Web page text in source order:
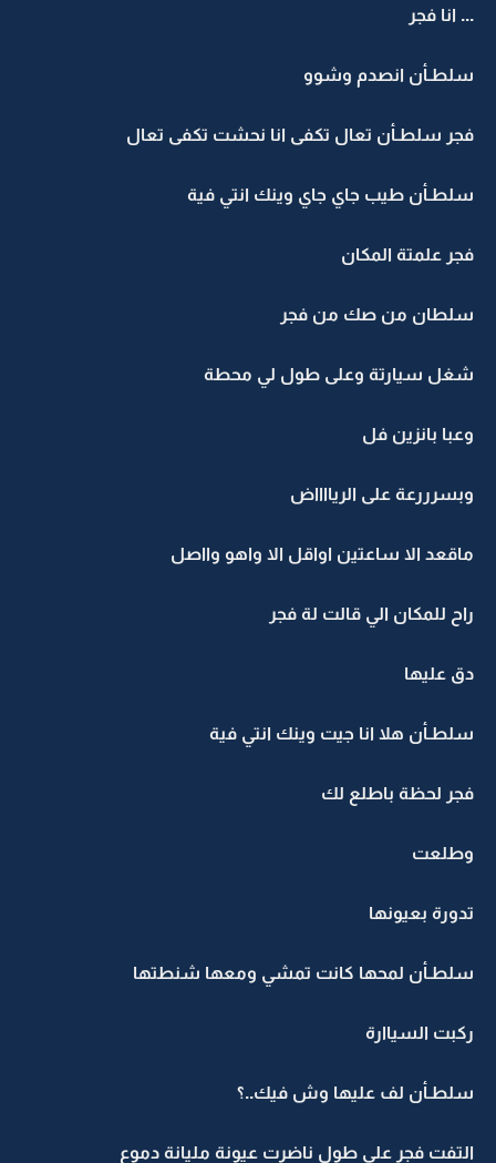
... انا فجر
سلطـأن انصدم وشوو
فجر سلطـأن تعال تكفى انا نحشت تكفى تعال
سلطـأن طيب جاي جاي وينك انتي فية
فجر علمتة المكان
سلطان من صك من فجر
شغل سيارتة وعلى طول لي محطة
وعبا بانزين فل
وبسرررعة على الريااااض
ماقعد الا ساعتين اواقل الا واهو وااصل
راح للمكان الي قالت لة فجر
دق عليها
سلطـأن هلا انا جيت وينك انتي فية
فجر لحظة باطلع لك
وطلعت
تدورة بعيونها
سلطـأن لمحها كانت تمشي ومعها شنطتها
ركبت السياارة
سلطـأن لف عليها وش فيك..؟
التفت فجر على طول ناضرت عيونة مليانة دموع